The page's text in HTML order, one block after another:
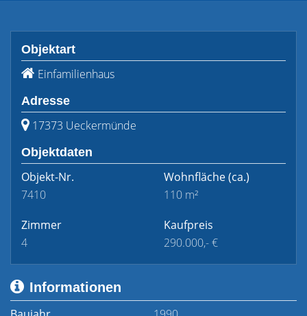
Objektart
Einfamilienhaus
Adresse
17373 Ueckermünde
Objektdaten
Objekt-Nr.
7410
Wohnfläche(ca.)
110 m²
Zimmer
4
Kaufpreis
290.000,- €
Informationen